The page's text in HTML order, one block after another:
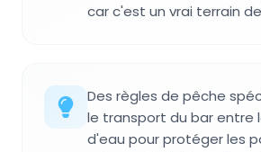
car c'est un vrai terrain
Des règles de pêche
le transport du bar entre
d'eau pour protéger les